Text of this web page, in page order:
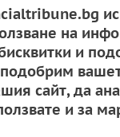
от „Дяволът
14:38
за
на
и
сайт, да
и за